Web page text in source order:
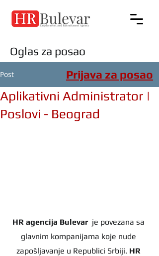
Oglas za posao
Post
Aplikativni Administrator |
Poslovi - Beograd
HR agencija Bulevar je povezana sa
glavnim kompanijama koje nude
zapošljavanje u Republici Srbiji. HR
Prijava za posao